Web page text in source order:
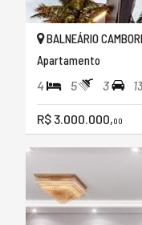
BALNEÁRIO
Apartamento
4 5 3
R$ 3.000.000,00